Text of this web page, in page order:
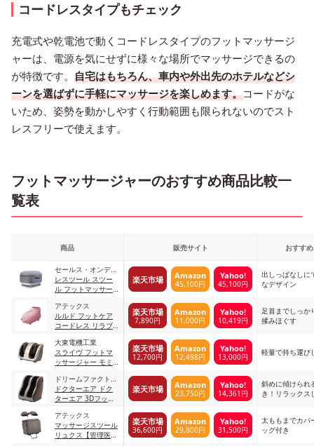
コードレスタイプもチェック
充電式や乾電池で動くコードレスタイプのフットマッサージ
ャーは、電源を気にせずに様々な場所でマッサージできるの
が特徴です。 自宅はもちろん、車内や外出先のホテルなどシ
ーンを選ばずに手軽にマッサージを楽しめます。コードがな
いため、姿勢を動かしやすく行動範囲も限られないのでスト
レスフリーで使えます。
フットマッサージャーのおすすめ商品比較一
覧表
商品 販売サイト おすす
セールス・オンデマ
ンド
レスツール スツー
ル フットマッサー
楽天市場 Amazon
45,100円
Yahoo!
45,100円
出しっぱなしに
なデザイン
アテックス
ルルド フットケア
コードレス リラブ
ンク
楽天市場
7,890円
Amazon
11,000円
Yahoo!
10,419円
足首までしっか
揉みほぐす
大東電機工業
スライヴ フットマ
ッサージャー モミ
機器】 MD-
6113_GD ゴールド
楽天市場
12,700円
Amazon
12,498円
Yahoo!
13,000円 軽量で持ち運び
ドリームファクトリ
ー
ドクターエア ドク
ターエア 3Dフット
S【管理医療機器】
MF-003 ブラウン
楽天市場 Amazon
23,750円
Yahoo!
14,361円
斜めに傾けられ
き！リラックス
アテックス
マッサージスツール
リュクス【管理医療
楽天市場
36,600円
Amazon
29,800円
Yahoo!
31,500円
太ももまでカバ
ッグ付き